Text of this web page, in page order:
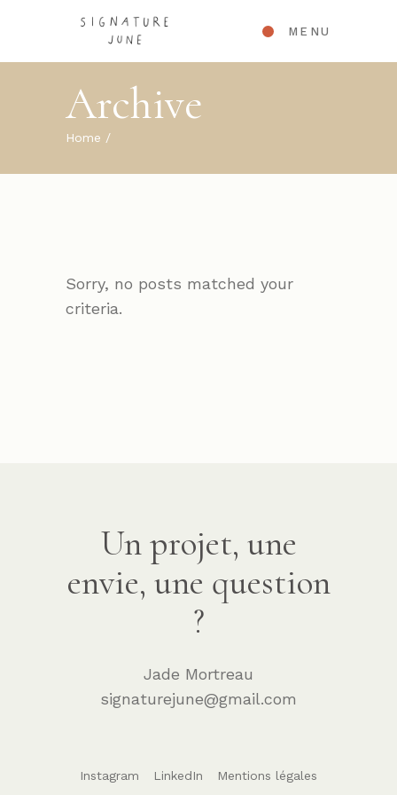
MENU
Archive
Home
Sorry, no posts matched your
criteria.
Un projet, une
envie, une question
?
Jade Mortreau
signaturejune@gmail.com
Instagram LinkedIn Mentions légales